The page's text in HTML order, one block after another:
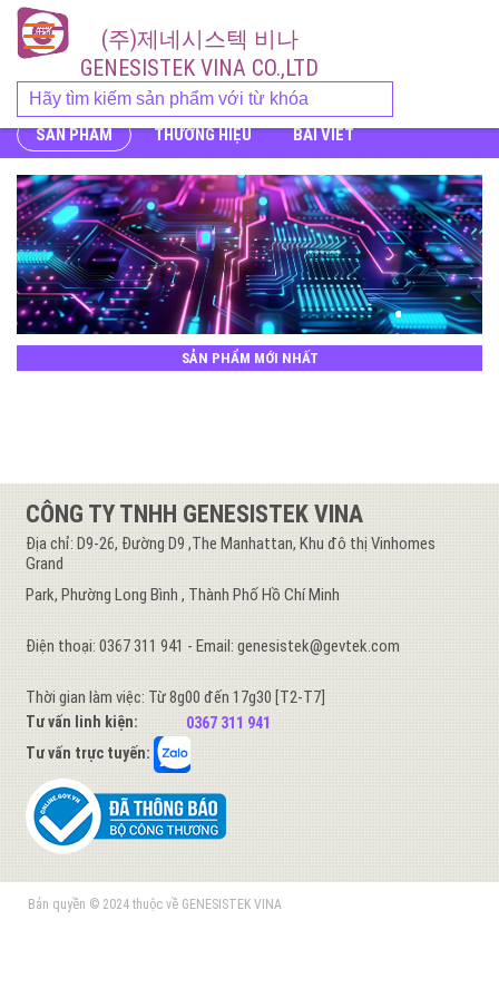
(주)제네시스텍 비나
GENESISTEK VINA CO.,LTD
SẢN PHẨM THƯƠNG HIỆU BÀI VIẾT
SẢN PHẨM MỚI NHẤT
CÔNG TY TNHH GENESISTEK VINA
Địa chỉ: D9-26, Đường D9 ,The Manhattan, Khu đô thị Vinhomes
Grand
Park, Phường Long Bình , Thành Phố Hồ Chí Minh
Điện thoại: 0367 311 941 - Email: genesistek@gevtek.com
Thời gian làm việc: Từ 8g00 đến 17g30 [T2-T7]
Tư vấn linh kiện:
0367 311 941
Tư vấn trực tuyến:
Bản quyền © 2024 thuộc về GENESISTEK VINA